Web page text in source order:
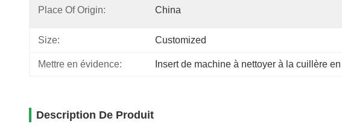
Place Of Origin: China
Size: Customized
Mettre en évidence: Insert de machine à nettoyer à la cuillère
Description De Produit